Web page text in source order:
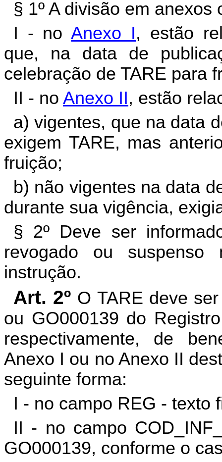
§ 1º A divisão em
I - noAnexo I, estão
que, na data de
celebração de TARE para
II - no Anexo II, estão
a) vigentes, que na data
exigem TARE, mas
fruição;
b) não vigentes na data
durante sua vigência,
§ 2º Deve ser
revogado ou
instrução.
Art. 2º O TARE deve
ou GO000139 do
respectivamente, de
Anexo I ou no Anexo II
seguinte forma:
I - no campo REG - texto
II - no campo
GO000139, conforme o